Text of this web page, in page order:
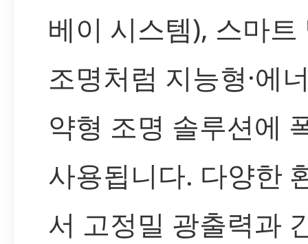
베이 시스템), 스마트
조명처럼 지능형·에
약형 조명 솔루션에
사용됩니다. 다양한
서 고정밀 광출력과